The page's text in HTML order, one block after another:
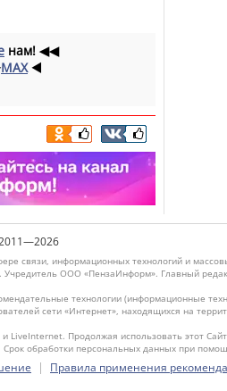
нам! ◀◀
MAX ◀️
связи, информационных технологий и
ООО «ПензаИнформ». Главный
технологии (информационные
сети «Интернет», находящихся на
LiveInternet. Продолжая использовать этот
. Срок обработки персональных данных при
| Правила применения